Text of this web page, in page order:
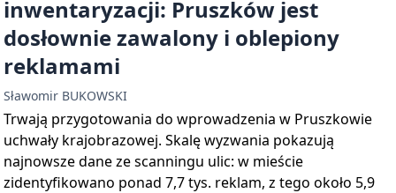
inwentaryzacji: Pruszków jest
dosłownie zawalony i oblepiony
reklamami
Sławomir BUKOWSKI
Trwają przygotowania do wprowadzenia w Pruszkowie
uchwały krajobrazowej. Skalę wyzwania pokazują
najnowsze dane ze scanningu ulic: w mieście
zidentyfikowano ponad 7,7 tys. reklam, z tego około 5,9